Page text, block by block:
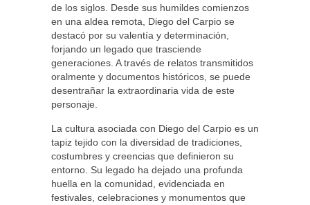
de los siglos. Desde sus humildes comienzos
en una aldea remota, Diego del Carpio se
destacó por su valentía y determinación,
forjando un legado que trasciende
generaciones. A través de relatos transmitidos
oralmente y documentos históricos, se puede
desentrañar la extraordinaria vida de este
personaje.
La cultura asociada con Diego del Carpio es un
tapiz tejido con la diversidad de tradiciones,
costumbres y creencias que definieron su
entorno. Su legado ha dejado una profunda
huella en la comunidad, evidenciada en
festivales, celebraciones y monumentos que